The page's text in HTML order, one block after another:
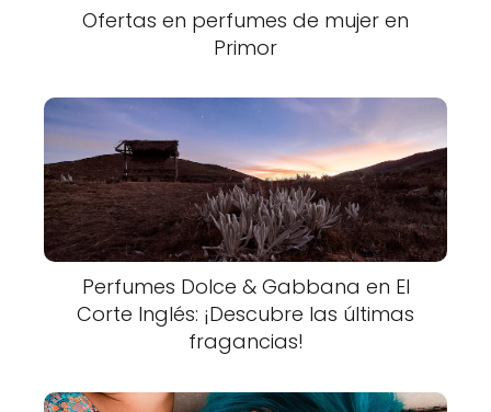
Ofertas en perfumes de mujer en
Primor
Perfumes Dolce & Gabbana en El
Corte Inglés: ¡Descubre las últimas
fragancias!